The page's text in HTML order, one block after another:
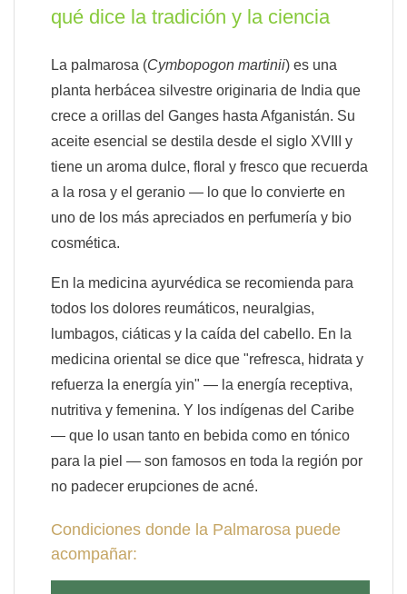
qué dice la tradición y la ciencia
La palmarosa (Cymbopogon martinii) es una
planta herbácea silvestre originaria de India que
crece a orillas del Ganges hasta Afganistán. Su
aceite esencial se destila desde el siglo XVIII y
tiene un aroma dulce, floral y fresco que recuerda
a la rosa y el geranio — lo que lo convierte en
uno de los más apreciados en perfumería y bio
cosmética.
En la medicina ayurvédica se recomienda para
todos los dolores reumáticos, neuralgias,
lumbagos, ciáticas y la caída del cabello. En la
medicina oriental se dice que "refresca, hidrata y
refuerza la energía yin" — la energía receptiva,
nutritiva y femenina. Y los indígenas del Caribe
— que lo usan tanto en bebida como en tónico
para la piel — son famosos en toda la región por
no padecer erupciones de acné.
Condiciones donde la Palmarosa puede
acompañar: